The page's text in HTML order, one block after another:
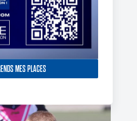
MES PLACES
de noël à l’association